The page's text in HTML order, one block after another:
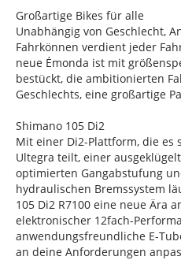
Großartige Bikes für alle
Unabhängig von Geschlecht,
Fahrkönnen verdient jeder
neue Émonda ist mit
bestückt, die ambitionierten
Geschlechts, eine großartige
Shimano 105 Di2
Mit einer Di2-Plattform, die es
Ultegra teilt, einer
optimierten Gangabstufung
hydraulischen Bremssystem
105 Di2 R7100 eine neue Ära
elektronischer 12fach-
anwendungsfreundliche E-
an deine Anforderungen